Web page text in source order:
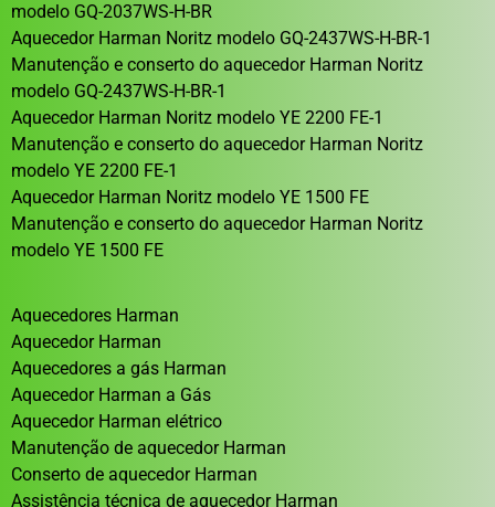
modelo GQ-2037WS-H-BR
Aquecedor Harman Noritz modelo GQ-2437WS-H-BR-1
Manutenção e conserto do aquecedor Harman Noritz
modelo GQ-2437WS-H-BR-1
Aquecedor Harman Noritz modelo YE 2200 FE-1
Manutenção e conserto do aquecedor Harman Noritz
modelo YE 2200 FE-1
Aquecedor Harman Noritz modelo YE 1500 FE
Manutenção e conserto do aquecedor Harman Noritz
modelo YE 1500 FE
Aquecedores Harman
Aquecedor Harman
Aquecedores a gás Harman
Aquecedor Harman a Gás
Aquecedor Harman elétrico
Manutenção de aquecedor Harman
Conserto de aquecedor Harman
Assistência técnica de aquecedor Harman